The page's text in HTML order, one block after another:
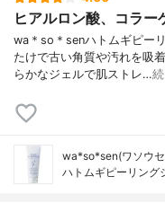
ヒアルロン酸、コラ
wa＊so＊senハトムギピー
たけで古い角質や汚れを吸
らかなジェルで肌ストレ…
wa*so*sen(ワソウ
ハトムギピーリング